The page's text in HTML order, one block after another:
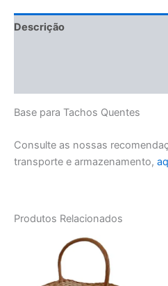
Quentes
Descrição
Base para Tachos Quentes
Consulte as nossas
transporte e armazenamento,
Produtos Relacionados